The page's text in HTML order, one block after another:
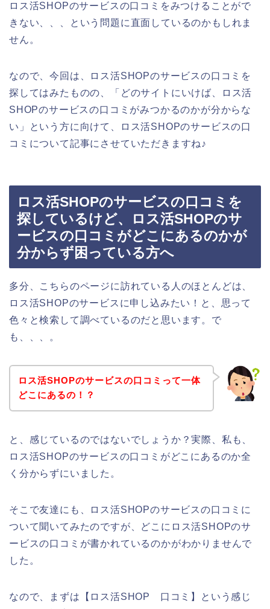
ロス活SHOPのサービスの口コミをみつけることがで
きない、、、という問題に直面しているのかもしれま
せん。
なので、今回は、ロス活SHOPのサービスの口コミを
探してはみたものの、「どのサイトにいけば、ロス活
SHOPのサービスの口コミがみつかるのかが分からな
い」という方に向けて、ロス活SHOPのサービスの口
コミについて記事にさせていただきますね♪
ロス活SHOPのサービスの口コミを
探しているけど、ロス活SHOPのサ
ービスの口コミがどこにあるのかが
分からず困っている方へ
多分、こちらのページに訪れている人のほとんどは、
ロス活SHOPのサービスに申し込みたい！と、思って
色々と検索して調べているのだと思います。で
も、、、。
ロス活SHOPのサービスの口コミって一体
どこにあるの！？
と、感じているのではないでしょうか？実際、私も、
ロス活SHOPのサービスの口コミがどこにあるのか全
く分からずにいました。
そこで友達にも、ロス活SHOPのサービスの口コミに
ついて聞いてみたのですが、どこにロス活SHOPのサ
ービスの口コミが書かれているのかがわかりませんで
した。
なので、まずは【ロス活SHOP 口コミ】という感じ